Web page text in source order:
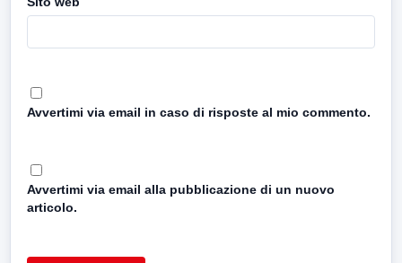
Avvertimi via email in caso di risposte al mio commento.
Avvertimi via email alla pubblicazione di un nuovo
articolo.